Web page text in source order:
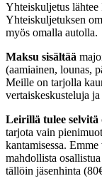
Yhteiskuljetus lähtee
Yhteiskuljetuksen
myös omalla autolla.
Maksu sisältää
(aamiainen, lounas,
Meille on tarjolla
vertaiskeskusteluja
Leirillä tulee selvitä
tarjota vain
kantamisessa.
mahdollista
tällöin jäsenhinta